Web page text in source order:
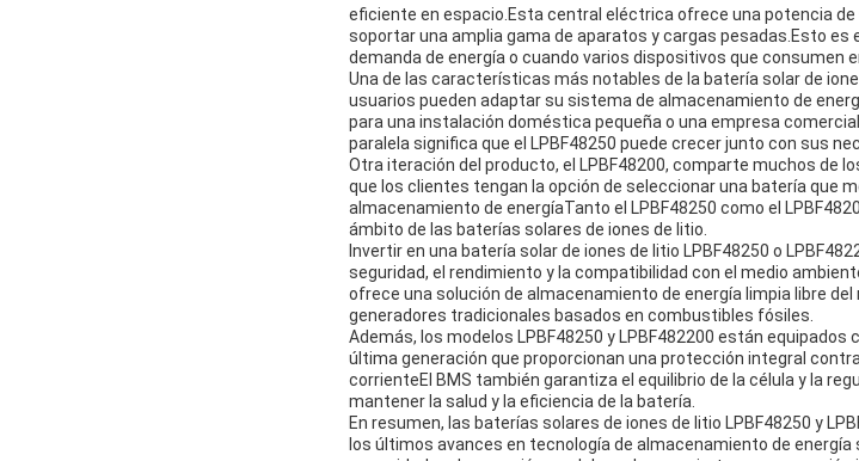
eficiente en espacio.Esta central eléctrica ofrece una potencia de
soportar una amplia gama de aparatos y cargas pesadas.Esto
demanda de energía o cuando varios dispositivos que consumen
Una de las características más notables de la batería solar de
usuarios pueden adaptar su sistema de almacenamiento de
para una instalación doméstica pequeña o una empresa
paralela significa que el LPBF48250 puede crecer junto con sus
Otra iteración del producto, el LPBF48200, comparte muchos de
que los clientes tengan la opción de seleccionar una batería que
almacenamiento de energíaTanto el LPBF48250 como el
ámbito de las baterías solares de iones de litio.
Invertir en una batería solar de iones de litio LPBF48250 o
seguridad, el rendimiento y la compatibilidad con el medio
ofrece una solución de almacenamiento de energía limpia libre
generadores tradicionales basados en combustibles fósiles.
Además, los modelos LPBF48250 y LPBF482200 están
última generación que proporcionan una protección integral
corrienteEl BMS también garantiza el equilibrio de la célula y la
mantener la salud y la eficiencia de la batería.
En resumen, las baterías solares de iones de litio LPBF48250 y
los últimos avances en tecnología de almacenamiento de